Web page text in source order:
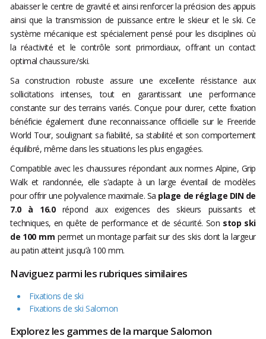
abaisser le centre de gravité et ainsi renforcer la précision des appuis
ainsi que la transmission de puissance entre le skieur et le ski. Ce
système mécanique est spécialement pensé pour les disciplines où
la réactivité et le contrôle sont primordiaux, offrant un contact
optimal chaussure/ski.
Sa construction robuste assure une excellente résistance aux
sollicitations intenses, tout en garantissant une performance
constante sur des terrains variés. Conçue pour durer, cette fixation
bénéficie également d’une reconnaissance officielle sur le Freeride
World Tour, soulignant sa fiabilité, sa stabilité et son comportement
équilibré, même dans les situations les plus engagées.
Compatible avec les chaussures répondant aux normes Alpine, Grip
Walk et randonnée, elle s’adapte à un large éventail de modèles
pour offrir une polyvalence maximale. Sa plage de réglage DIN de
7.0 à 16.0répond aux exigences des skieurs puissants et
techniques, en quête de performance et de sécurité. Son stop ski
de 100 mm permet un montage parfait sur des skis dont la largeur
au patin atteint jusqu’à 100 mm.
Naviguez parmi les rubriques similaires
Fixations de ski
Fixations de ski Salomon
Explorez les gammes de la marque Salomon